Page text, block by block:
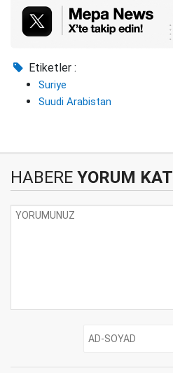
Etiketler :
Suriye
Suudi Arabistan
HABERE YORUM KAT